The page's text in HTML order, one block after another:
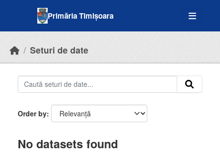
Primăria Timișoara
Seturi de date
Order by
No datasets found